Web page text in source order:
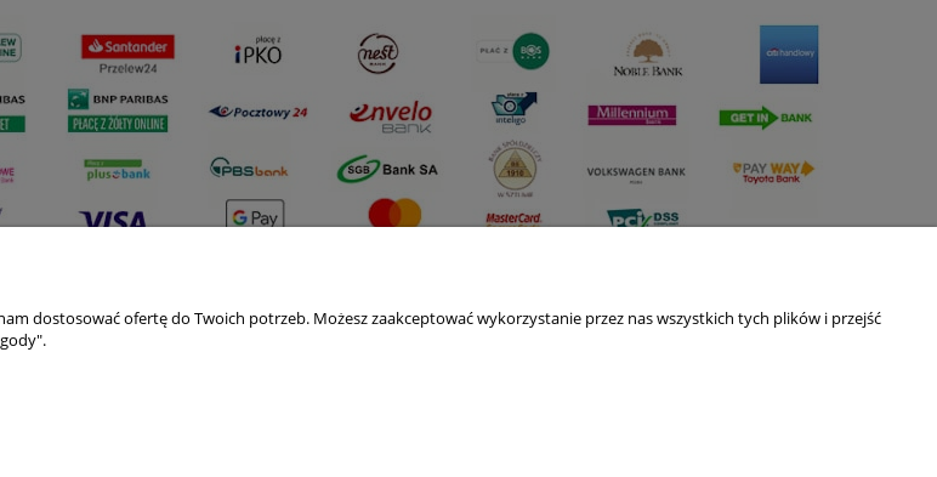
i dostawa
dostosować ofertę do Twoich potrzeb. Możesz zaakceptować wykorzystanie przez nas wszystkich tych plików i przejść